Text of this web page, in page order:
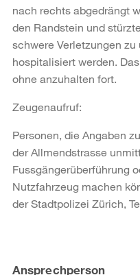
nach rechts abgedrängt
den Randstein und
schwere Verletzungen
hospitalisiert werden.
ohne anzuhalten fort.
Zeugenaufruf:
Personen, die Angaben
der Allmendstrasse
Fussgängerüberführung
Nutzfahrzeug machen
der Stadtpolizei Zürich,
Weitere
Ansprechperson